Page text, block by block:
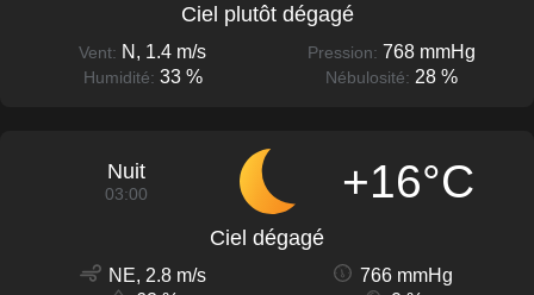
Ciel plutôt dégagé
Vent: N, 1.4 m/s Pression: 768 mmHg
Humidité: 33 % Nébulosité: 28 %
Nuit
03:00 +16°C
Ciel dégagé
NE, 2.8 m/s
766 mmHg